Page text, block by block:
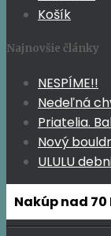
Košík
Najnovšie články
NESPÍME!!
Nedeľná
Priatelia.
Nový
ULULU
Nakúp nad 70